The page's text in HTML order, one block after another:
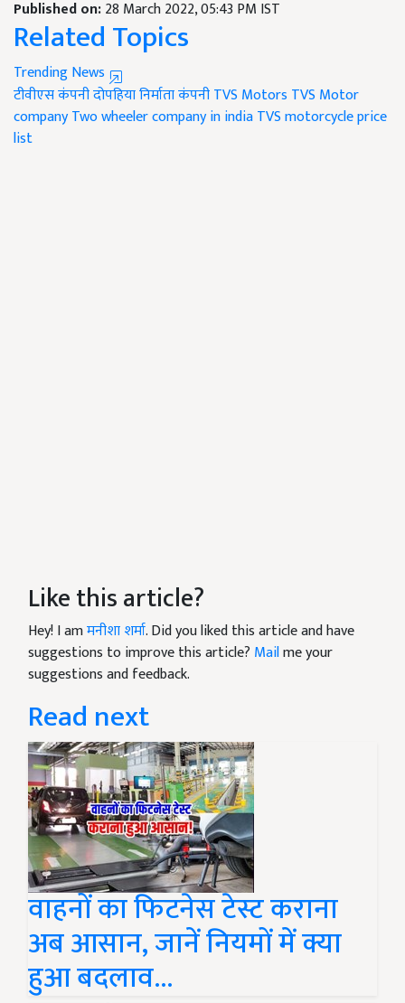
Published on:28 March 2022, 05:43 PM IST
Related Topics
Trending News
टीवीएस कंपनीदोपहिया निर्माता कंपनीTVS Motors TVS Motor
companyTwo wheeler company in indiaTVS motorcycle price
list
Like this article?
Hey! I amमनीशा शर्मा. Did you liked this article and have
suggestions to improve this article? Mailme your
suggestions and feedback.
Read next
वाहनों का फिटनेस टेस्ट कराना
अब आसान, जानें नियमों में क्या
हुआ बदलाव...